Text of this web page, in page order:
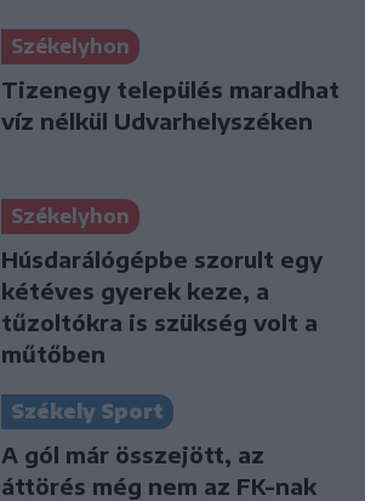
Székelyhon
Tizenegy település maradhat
víz nélkül Udvarhelyszéken
Székelyhon
Húsdarálógépbe szorult egy
kétéves gyerek keze, a
tűzoltókra is szükség volt a
műtőben
Székely Sport
A gól már összejött, az
áttörés még nem az FK-nak